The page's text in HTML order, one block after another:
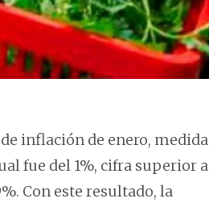
inflación de enero, medida
fue del 1%, cifra superior a
Con este resultado, la